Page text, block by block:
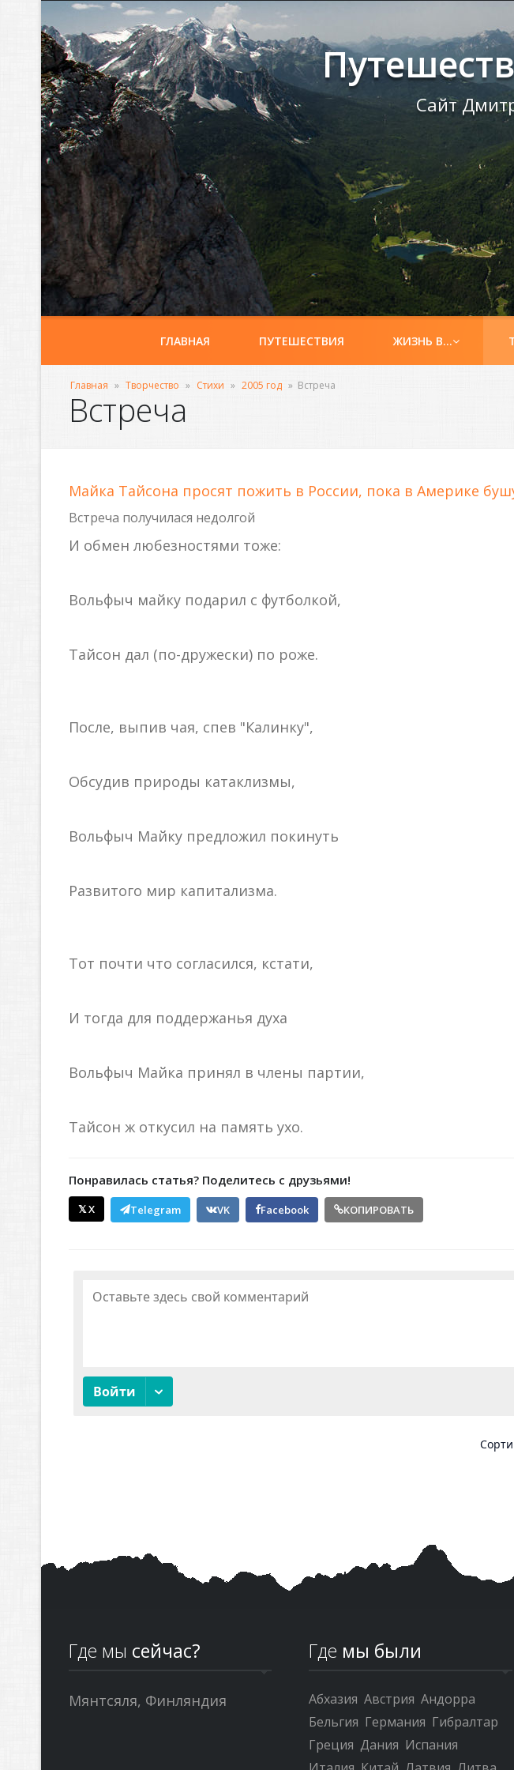
Сайт
ГЛАВНАЯ ПУТЕШЕСТВИЯ ЖИЗНЬ В…
Главная » Творчество » Стихи » 2005 год » Встреча
Встреча
Майка Тайсона просят пожить в России, пока в Америке
Встреча получилася недолгой
И обмен любезностями тоже:
Вольфыч майку подарил с футболкой,
Тайсон дал (по-дружески) по роже.
После, выпив чая, спев "Калинку",
Обсудив природы катаклизмы,
Вольфыч Майку предложил покинуть
Развитого мир капитализма.
Тот почти что согласился, кстати,
И тогда для поддержанья духа
Вольфыч Майка принял в члены партии,
Тайсон ж откусил на память ухо.
Понравилась статья? Поделитесь с друзьями!
𝕏 X Telegram VK Facebook КОПИРОВАТЬ
Где мы сейчас?
Мянтсяля, Финляндия
Где мы были
Абхазия Австрия Андорра
Бельгия Германия Гибралтар
Греция Дания Испания